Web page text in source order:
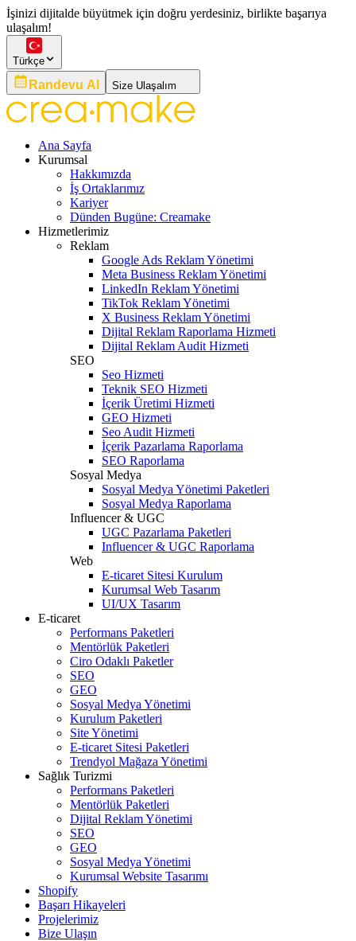
İşinizi dijitalde büyütmek için doğru yerdesiniz, birlikte başarıya
ulaşalım!
Türkçe
Randevu Al Size Ulaşalım
Ana Sayfa
Kurumsal
Hakkımızda
İş Ortaklarımız
Kariyer
Dünden Bugüne: Creamake
Hizmetlerimiz
Reklam
Google Ads Reklam Yönetimi
Meta Business Reklam Yönetimi
LinkedIn Reklam Yönetimi
TikTok Reklam Yönetimi
X Business Reklam Yönetimi
Dijital Reklam Raporlama Hizmeti
Dijital Reklam Audit Hizmeti
SEO
Seo Hizmeti
Teknik SEO Hizmeti
İçerik Üretimi Hizmeti
GEO Hizmeti
Seo Audit Hizmeti
İçerik Pazarlama Raporlama
SEO Raporlama
Sosyal Medya
Sosyal Medya Yönetimi Paketleri
Sosyal Medya Raporlama
Influencer & UGC
UGC Pazarlama Paketleri
Influencer & UGC Raporlama
Web
E-ticaret Sitesi Kurulum
Kurumsal Web Tasarım
UI/UX Tasarım
E-ticaret
Performans Paketleri
Mentörlük Paketleri
Ciro Odaklı Paketler
SEO
GEO
Sosyal Medya Yönetimi
Kurulum Paketleri
Site Yönetimi
E-ticaret Sitesi Paketleri
Trendyol Mağaza Yönetimi
Sağlık Turizmi
Performans Paketleri
Mentörlük Paketleri
Dijital Reklam Yönetimi
SEO
GEO
Sosyal Medya Yönetimi
Kurumsal Website Tasarımı
Shopify
Başarı Hikayeleri
Projelerimiz
Bize Ulaşın